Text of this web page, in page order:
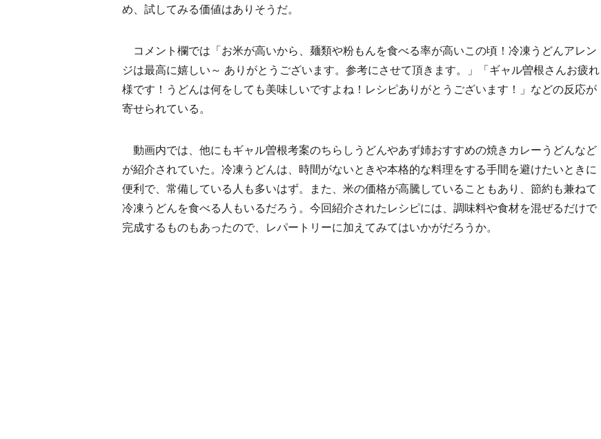
め、試してみる価値はありそうだ。
コメント欄では「お米が高いから、麺類や粉もんを食べる率が高いこの頃！冷凍うどんアレン
ジは最高に嬉しい～ ありがとうございます。参考にさせて頂きます。」「ギャル曽根さんお疲れ
様です！うどんは何をしても美味しいですよね！レシピありがとうございます！」などの反応が
寄せられている。
動画内では、他にもギャル曽根考案のちらしうどんやあず姉おすすめの焼きカレーうどんなど
が紹介されていた。冷凍うどんは、時間がないときや本格的な料理をする手間を避けたいときに
便利で、常備している人も多いはず。また、米の価格が高騰していることもあり、節約も兼ねて
冷凍うどんを食べる人もいるだろう。今回紹介されたレシピには、調味料や食材を混ぜるだけで
完成するものもあったので、レパートリーに加えてみてはいかがだろうか。